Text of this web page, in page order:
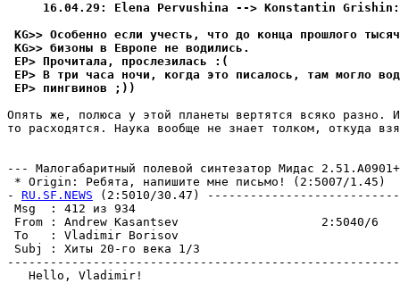
     16.04.29: Elena Pervushina --> Konstantin Grishin:
KG>> Особенно если учесть, что до конца прошлого
KG>> бизоны в Европе не водились.
EP> Прочитала, прослезилась :(
EP> В три часа ночи, когда это писалось, там могло
EP> пингвинов ;))
Опять же, полюса у этой планеты веpтятся всяко pазно.
то pасходятся. Наука вообще не знает толком, откуда
--- Малогабаритный полевой синтезатор Мидас 2.51.A0901+
* Origin: Ребята, напишите мне письмо! (2:5007/1.45)
- RU.SF.NEWS (2:5010/30.47)
Msg  : 412
From : Andrew Kasantsev                    2:5040/6
To   : Vladimir Borisov
Subj : Хиты 20-го
   Hello, Vladimir!